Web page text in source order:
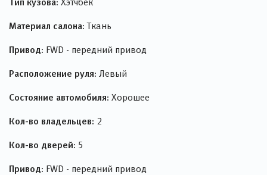
Хэтчбек
Материал салона: Ткань
Привод: FWD - передний привод
Расположение руля: Левый
Состояние автомобиля: Хорошее
Кол-во владельцев: 2
Кол-во дверей: 5
Привод: FWD - передний привод